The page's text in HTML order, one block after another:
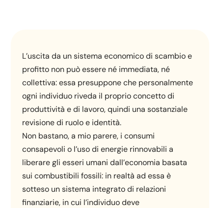
L’uscita da un sistema economico di scambio e
profitto non può essere né immediata, né
collettiva: essa presuppone che personalmente
ogni individuo riveda il proprio concetto di
produttività e di lavoro, quindi una sostanziale
revisione di ruolo e identità.
Non bastano, a mio parere, i consumi
consapevoli o l’uso di energie rinnovabili a
liberare gli esseri umani dall’economia basata
sui combustibili fossili: in realtà ad essa è
sotteso un sistema integrato di relazioni
finanziarie, in cui l’individuo deve